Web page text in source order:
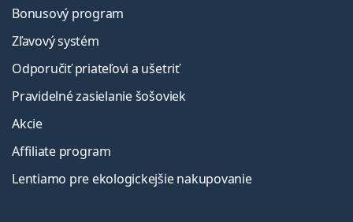
Bonusový program
Zľavový systém
Odporučiť priateľovi a ušetriť
Pravidelné zasielanie šošoviek
Akcie
Affiliate program
Lentiamo pre ekologickejšie nakupovanie